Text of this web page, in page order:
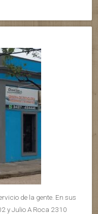
de la gente. En sus
y Julio A Roca 2310